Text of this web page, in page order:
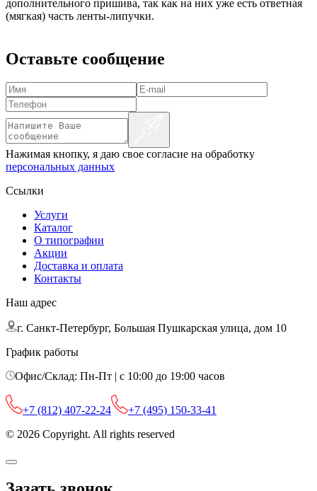
дополнительного пришива, так как на них уже есть ответная
(мягкая) часть ленты-липучки.
Оставьте сообщение
Нажимая кнопку, я даю свое согласие на обработку
персональных данных
Ссылки
Услуги
Каталог
О типографии
Акции
Доставка и оплата
Контакты
Наш адрес
г. Санкт-Петербург, Большая Пушкарская улица, дом 10
График работы
Офис/Склад: Пн-Пт | с 10:00 до 19:00 часов
+7 (812) 407-22-24
+7 (495) 150-33-41
© 2026 Copyright. All rights reserved